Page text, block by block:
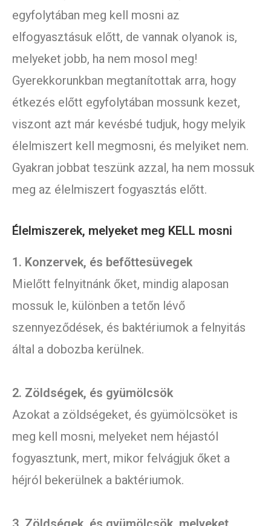
egyfolytában meg kell mosni az
elfogyasztásuk előtt, de vannak olyanok is,
melyeket jobb, ha nem mosol meg!
Gyerekkorunkban megtanítottak arra, hogy
étkezés előtt egyfolytában mossunk kezet,
viszont azt már kevésbé tudjuk, hogy melyik
élelmiszert kell megmosni, és melyiket nem.
Gyakran jobbat teszünk azzal, ha nem mossuk
meg az élelmiszert fogyasztás előtt.
Élelmiszerek, melyeket meg KELL mosni
1. Konzervek, és befőttesüvegek
Mielőtt felnyitnánk őket, mindig alaposan
mossuk le, különben a tetőn lévő
szennyeződések, és baktériumok a felnyitás
által a dobozba kerülnek.
2. Zöldségek, és gyümölcsök
Azokat a zöldségeket, és gyümölcsöket is
meg kell mosni, melyeket nem héjastól
fogyasztunk, mert, mikor felvágjuk őket a
héjról bekerülnek a baktériumok.